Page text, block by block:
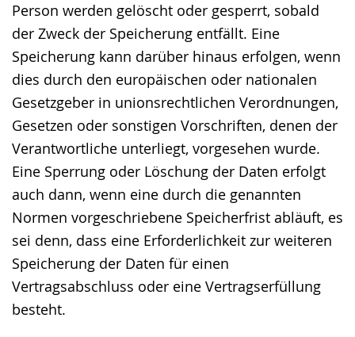
Person werden gelöscht oder gesperrt, sobald
der Zweck der Speicherung entfällt. Eine
Speicherung kann darüber hinaus erfolgen, wenn
dies durch den europäischen oder nationalen
Gesetzgeber in unionsrechtlichen Verordnungen,
Gesetzen oder sonstigen Vorschriften, denen der
Verantwortliche unterliegt, vorgesehen wurde.
Eine Sperrung oder Löschung der Daten erfolgt
auch dann, wenn eine durch die genannten
Normen vorgeschriebene Speicherfrist abläuft, es
sei denn, dass eine Erforderlichkeit zur weiteren
Speicherung der Daten für einen
Vertragsabschluss oder eine Vertragserfüllung
besteht.